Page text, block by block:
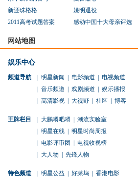
新还珠格格
姚明退役
2011高考试题答案
感动中国十大母亲评选
网站地图
娱乐中心
频道导航 明星新闻 电影频道
电视频道
音乐频道 戏剧频道
娱乐播报
高清影视 大视野 社区 博客
王牌栏目 大鹏嘚吧嘚
潮流实验室
明星在线
明星时尚周报
电影评审团
电视收视榜
大人物 先锋人物
特色频道 明星公益 好莱坞
香港电影